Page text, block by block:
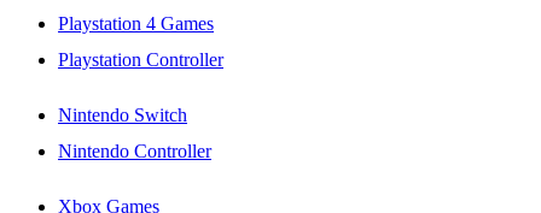
Playstation 4 Games
Playstation Controller
Nintendo Switch
Nintendo Controller
Xbox Games